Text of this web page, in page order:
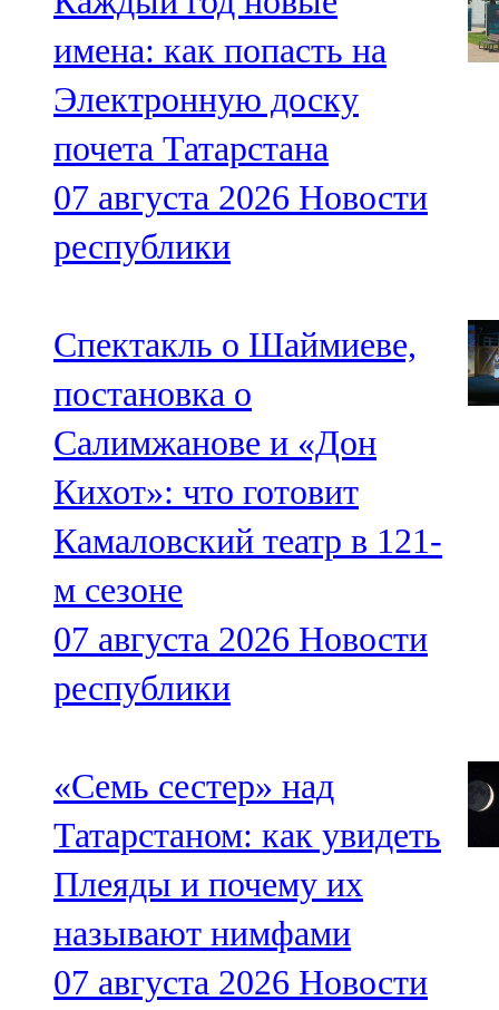
имена: как попасть на
Электронную доску
почета Татарстана
07 августа 2026 Новости
республики
Спектакль о Шаймиеве,
постановка о
Салимжанове и «Дон
Кихот»: что готовит
Камаловский театр в 121-
м сезоне
07 августа 2026 Новости
республики
«Семь сестер» над
Татарстаном: как увидеть
Плеяды и почему их
называют нимфами
07 августа 2026 Новости